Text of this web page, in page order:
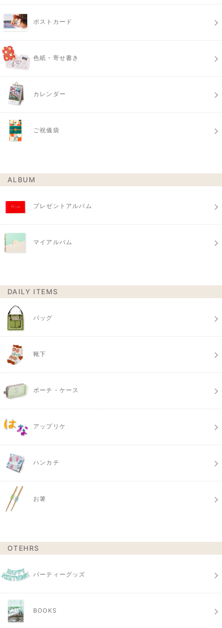
ポストカード
色紙・寄せ書き
カレンダー
ご祝儀袋
ALBUM
プレゼントアルバム
マイアルバム
DAILY ITEMS
バッグ
靴下
ポーチ・ケース
アップリケ
ハンカチ
お箸
OTEHRS
パーティーグッズ
BOOKS